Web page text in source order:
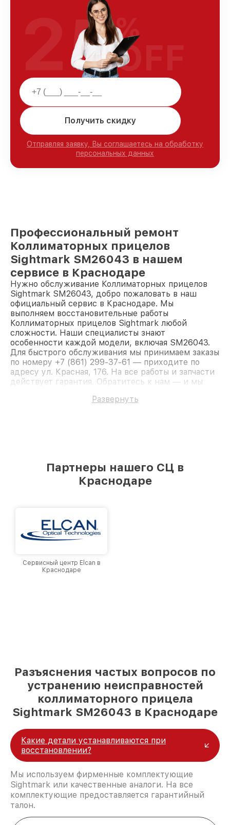
Получить скидку
Отправляя заявку, Вы соглашаетесь на обработку
персональных данных
25%
OFF
Профессиональный ремонт
Коллиматорных прицелов
Sightmark SM26043 в нашем
сервисе в Краснодаре
Нужно обслуживание Коллиматорных прицелов
Sightmark SM26043, добро пожаловать в наш
официальный сервис в Краснодаре. Мы
выполняем восстановительные работы
Коллиматорных прицелов Sightmark любой
сложности. Наши специалисты знают
особенности каждой модели, включая SM26043.
Для быстрого обслуживания мы принимаем заказы
по номеру +7 (861) 299-37-61 — приходите по
адресу ул. Красная, 176. На все работы и запчасти
действует гарантия. Обратитесь к нам — и мы
Развернуть
Партнеры нашего СЦ в
Краснодаре
Сервисный центр Elcan в
Краснодаре
Разъяснения частых вопросов по
устранению неисправностей
коллиматорного прицела
Sightmark SM26043 в Краснодаре
Какие детали устанавливаются при
восстановлении?
Мы используем фирменные комплектующие
Sightmark или качественные аналоги. На все
комплектующие предоставляется гарантийный
талон.